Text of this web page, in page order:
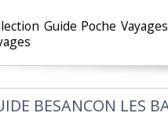
Guide Poche
BESANCON LES